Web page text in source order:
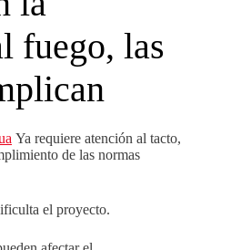
fuego, las
Ya requiere atención al tacto,
de las normas
el proyecto.